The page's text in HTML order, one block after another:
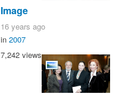
Image
16 years ago
in 2007
7,242 views